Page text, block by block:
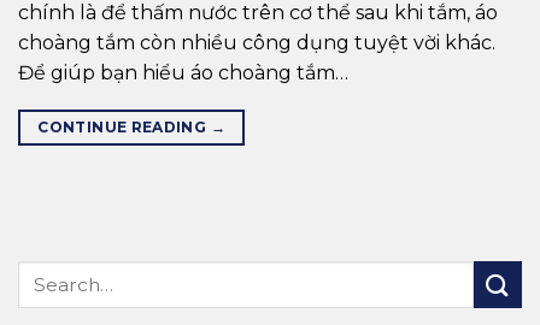
chính là để thấm nước trên cơ thể sau khi tắm, áo
choàng tắm còn nhiều công dụng tuyệt vời khác.
Để giúp bạn hiểu áo choàng tắm…
CONTINUE READING →